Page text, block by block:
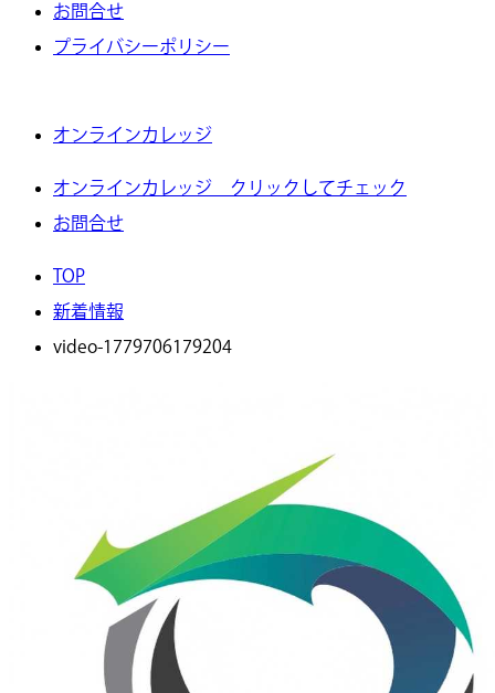
お問合せ
プライバシーポリシー
オンラインカレッジ
オンラインカレッジ クリックしてチェック
お問合せ
TOP
新着情報
video-1779706179204